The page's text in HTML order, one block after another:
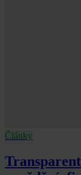
Články